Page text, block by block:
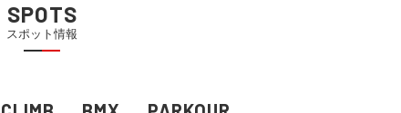
SPOTS
スポット情報